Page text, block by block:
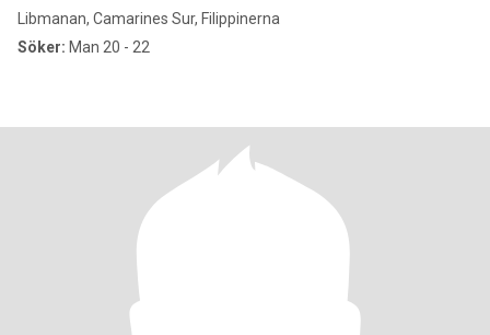
Libmanan, Camarines Sur, Filippinerna
Söker: Man 20 - 22